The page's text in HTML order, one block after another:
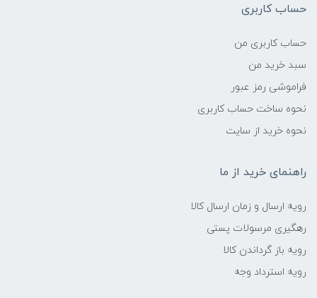
حساب کاربری
حساب کاربری من
سبد خرید من
فراموشی رمز عبور
نحوه ساخت حساب کاربری
نحوه خرید از سایت
راهنمای خرید از ما
رویه ارسال و زمان ارسال کالا
رهگیری مرسولات پستی
رویه باز گرداندن کالا
رویه استرداد وجه